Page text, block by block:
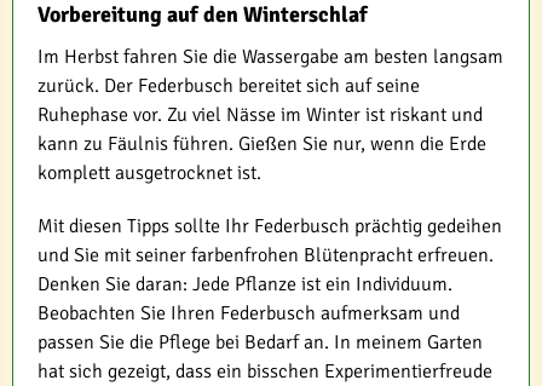
Vorbereitung auf den Winterschlaf
Im Herbst fahren Sie die Wassergabe am besten langsam
zurück. Der Federbusch bereitet sich auf seine
Ruhephase vor. Zu viel Nässe im Winter ist riskant und
kann zu Fäulnis führen. Gießen Sie nur, wenn die Erde
komplett ausgetrocknet ist.
Mit diesen Tipps sollte Ihr Federbusch prächtig gedeihen
und Sie mit seiner farbenfrohen Blütenpracht erfreuen.
Denken Sie daran: Jede Pflanze ist ein Individuum.
Beobachten Sie Ihren Federbusch aufmerksam und
passen Sie die Pflege bei Bedarf an. In meinem Garten
hat sich gezeigt, dass ein bisschen Experimentierfreude